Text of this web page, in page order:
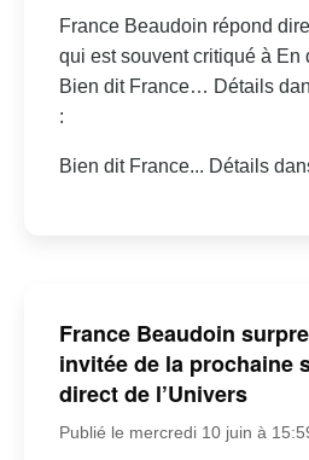
France Beaudoin répond
qui est souvent critiqué à En
Bien dit France… Détails
:
Bien dit France... Détails
France Beaudoin
invitée de la prochaine
direct de l’Univers
Publié le mercredi 10 juin à